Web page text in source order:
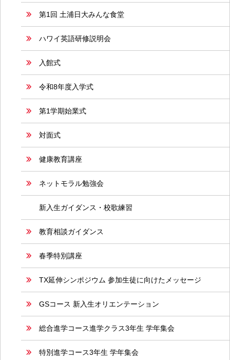
第1回 土浦日大みんな食堂
ハワイ英語研修説明会
入館式
令和8年度入学式
第1学期始業式
対面式
健康教育講座
ネットモラル勉強会
新入生ガイダンス・校歌練習
教育相談ガイダンス
春季特別講座
TX延伸シンポジウム 参加生徒に向けたメッセージ
GSコース 新入生オリエンテーション
総合進学コース進学クラス3年生 学年集会
特別進学コース3年生 学年集会